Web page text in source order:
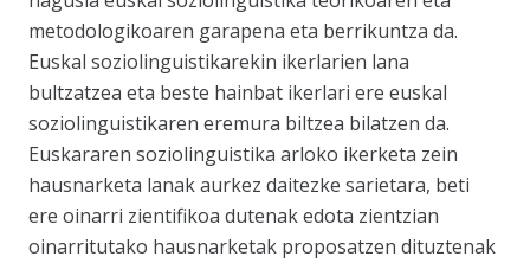
metodologikoaren garapena eta berrikuntza da.
Euskal soziolinguistikarekin ikerlarien lana
bultzatzea eta beste hainbat ikerlari ere euskal
soziolinguistikaren eremura biltzea bilatzen da.
Euskararen soziolinguistika arloko ikerketa zein
hausnarketa lanak aurkez daitezke sarietara, beti
ere oinarri zientifikoa dutenak edota zientzian
oinarritutako hausnarketak proposatzen dituztenak